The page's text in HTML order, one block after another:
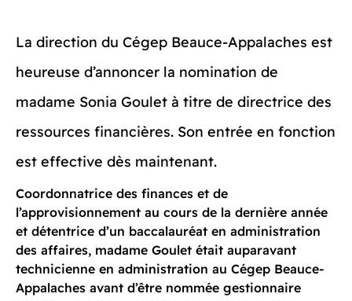
La direction du Cégep Beauce-Appalaches est
heureuse d’annoncer la nomination de
madame Sonia Goulet à titre de directrice des
ressources financières. Son entrée en fonction
est effective dès maintenant.
Coordonnatrice des finances et de
l’approvisionnement au cours de la dernière année
et détentrice d’un baccalauréat en administration
des affaires, madame Goulet était auparavant
technicienne en administration au Cégep Beauce-
Appalaches avant d’être nommée gestionnaire